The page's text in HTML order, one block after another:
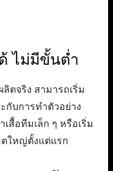
ไม่มีขั้นต่ำ
ตจริง สามารถเริ่ม
กับการทำตัวอย่าง
สื้อทีมเล็ก ๆ หรือเริ่ม
ใหญ่ตั้งแต่แรก